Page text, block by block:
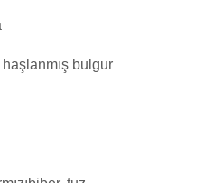
haşlanmış bulgur